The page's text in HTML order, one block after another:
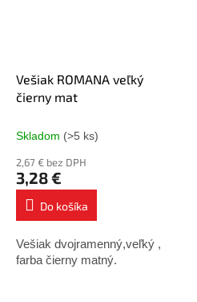
Vešiak ROMANA veľký
čierny mat
Skladom (>5 ks)
2,67 € bez DPH
3,28 €
Do košíka
Vešiak dvojramenný,veľký ,
farba čierny matný.